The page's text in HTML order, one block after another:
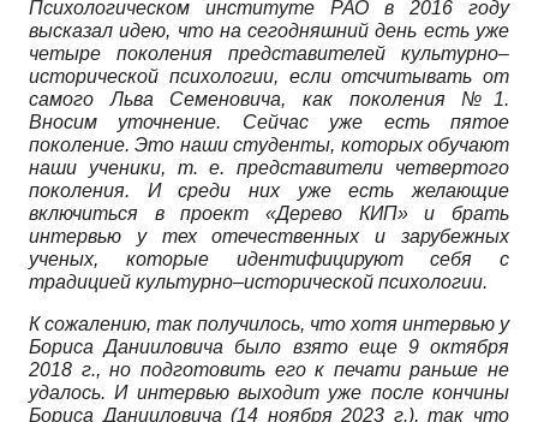
Психологическом институте РАО в 2016 году
высказал идею, что на сегодняшний день есть уже
четыре поколения представителей культурно–
исторической психологии, если отсчитывать от
самого Льва Семеновича, как поколения №1.
Вносим уточнение. Сейчас уже есть пятое
поколение. Это наши студенты, которых обучают
наши ученики, т. е. представители четвертого
поколения. И среди них уже есть желающие
включиться в проект «Дерево КИП» и брать
интервью у тех отечественных и зарубежных
ученых, которые идентифицируют себя с
традицией культурно–исторической психологии.
К сожалению, так получилось, что хотя интервью у
Бориса Данииловича было взято еще 9 октября
2018 г., но подготовить его к печати раньше не
удалось. И интервью выходит уже после кончины
Бориса Данииловича (14 ноября 2023 г.), так что